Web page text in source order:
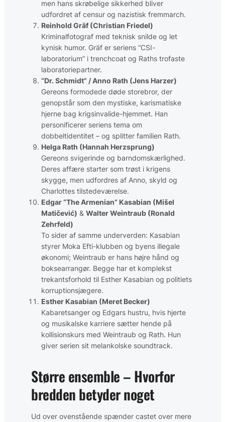
men hans skrøbelige sikkerhed bliver
udfordret af censur og nazistisk fremmarch.
Reinhold Gräf (Christian Friedel)
Kriminalfotograf med teknisk snilde og let
kynisk humor. Gräf er seriens “CSI-
laboratorium” i trenchcoat og Raths trofaste
laboratoriepartner.
“Dr. Schmidt” / Anno Rath (Jens Harzer)
Gereons formodede døde storebror, der
genopstår som den mystiske, karismatiske
hjerne bag krigsinvalide-hjemmet. Han
personificerer seriens tema om
dobbeltidentitet – og splitter familien Rath.
Helga Rath (Hannah Herzsprung)
Gereons svigerinde og barndomskærlighed.
Deres affære starter som trøst i krigens
skygge, men udfordres af Anno, skyld og
Charlottes tilstedeværelse.
Edgar “The Armenian” Kasabian (Mišel
Matičević) & Walter Weintraub (Ronald
Zehrfeld)
To sider af samme underverden: Kasabian
styrer Moka Efti-klubben og byens illegale
økonomi; Weintraub er hans højre hånd og
boksearrangør. Begge har et komplekst
trekantsforhold til Esther Kasabian og politiets
korruptionsjægere.
Esther Kasabian (Meret Becker)
Kabaretsanger og Edgars hustru, hvis hjerte
og musikalske karriere sætter hende på
kollisionskurs med Weintraub og Rath. Hun
giver serien sit melankolske soundtrack.
Større ensemble – Hvorfor
bredden betyder noget
Ud over ovenstående spænder castet over mere